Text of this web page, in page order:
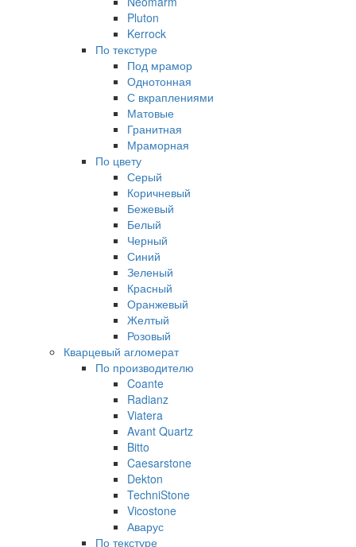
Pluton
Kerrock
По текстуре
Под мрамор
Однотонная
С вкраплениями
Матовые
Гранитная
Мраморная
По цвету
Серый
Коричневый
Бежевый
Белый
Черный
Синий
Зеленый
Красный
Оранжевый
Желтый
Розовый
Кварцевый агломерат
По производителю
Coante
Radianz
Viatera
Avant Quartz
Bitto
Caesarstone
Dekton
TechniStone
Vicostone
Аварус
По текстуре